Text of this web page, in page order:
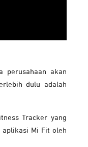
perusahaan akan
dulu adalah
Tracker yang
aplikasi Mi Fit oleh